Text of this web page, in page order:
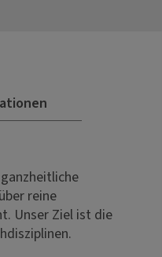
reine
Unser Ziel ist die